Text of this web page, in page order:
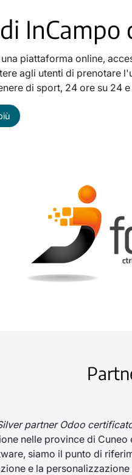
InCampo
piattaforma online,
agli utenti di prenotare
di sport, 24 ore su 24
partner Odoo
nelle province di Cuneo
siamo il punto di
e la